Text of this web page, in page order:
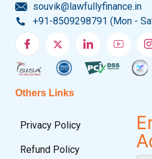
souvik@lawfullyfinance.in
+91-8509298791 (Mon -
Others Links
Privacy Policy
Refund Policy